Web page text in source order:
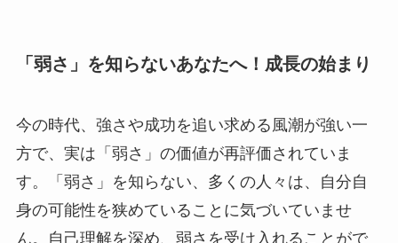
「弱さ」を知らないあなたへ！成長の始まり
今の時代、強さや成功を追い求める風潮が強い一
方で、実は「弱さ」の価値が再評価されていま
す。「弱さ」を知らない、多くの人々は、自分自
身の可能性を狭めていることに気づいていませ
ん。自己理解を深め、弱さを受け入れることがで